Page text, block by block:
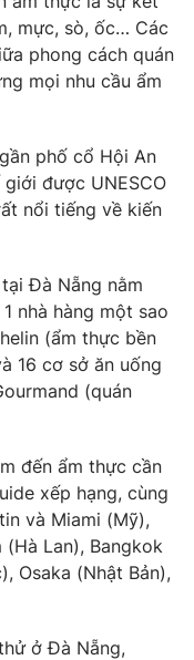
sản
Việt
mực, sò, ốc… Các
phong cách quán
mọi nhu cầu ẩm
phố cổ Hội An
được UNESCO
nổi tiếng về kiến
Đà Nẵng nằm
nhà hàng một sao
(ẩm thực bền
16 cơ sở ăn uống
(quán
đến ẩm thực cần
xếp hạng, cùng
và Miami (Mỹ),
Lan), Bangkok
Osaka (Nhật Bản),
ở Đà Nẵng,